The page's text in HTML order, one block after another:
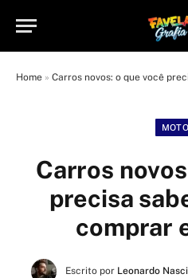
Home » Carros novos: o que você
Carros
precisa
comprar
Escrito por Leonardo